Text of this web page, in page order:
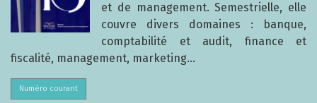
et de management. Semestrielle, elle
couvre divers domaines : banque,
comptabilité et audit, finance et
fiscalité, management, marketing…
Numéro courant